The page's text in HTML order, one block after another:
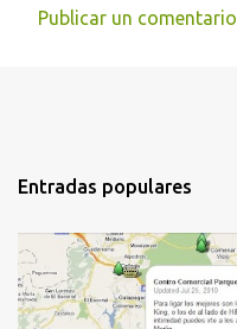
Publicar un comentario
Entradas populares